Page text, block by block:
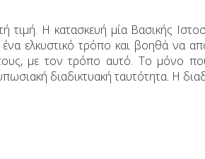
τιμή. Η κατασκευή μία Βασικής
ένα ελκυστικό τρόπο και βοηθά
με τον τρόπο αυτό. Το μόνο που
διαδικτυακή ταυτότητα. Η